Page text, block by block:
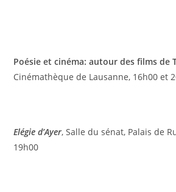
Poésie et cinéma: autour des films de
Cinémathèque de Lausanne, 16h00 et
Elégie d’Ayer, Salle du sénat, Palais de
19h00